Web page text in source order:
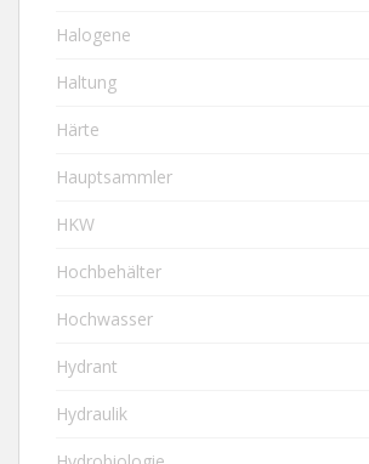
Halogene
Haltung
Härte
Hauptsammler
HKW
Hochbehälter
Hochwasser
Hydrant
Hydraulik